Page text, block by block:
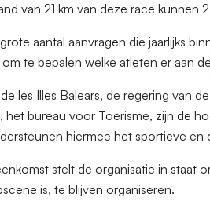
van 21 km van deze race
aantal aanvragen die jaarlijks
te bepalen welke atleten er aan
les Illes Balears, de regering van
het bureau voor Toerisme, zijn de
hiermee het sportieve en
stelt de organisatie in staat
is, te blijven organiseren.